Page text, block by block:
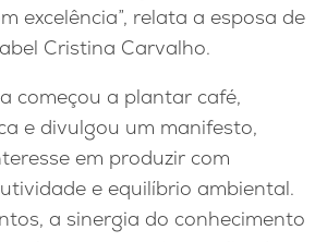
excelência”, relata a esposa de
Cristina Carvalho.
começou a plantar café,
e divulgou um manifesto,
em produzir com
e equilíbrio ambiental.
a sinergia do conhecimento